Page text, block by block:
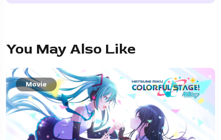
You May Also Like
Movie